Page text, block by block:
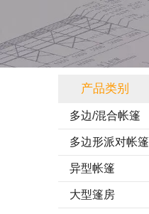
产品类别
多边/混合帐篷
多边形派对帐篷
异型帐篷
大型篷房